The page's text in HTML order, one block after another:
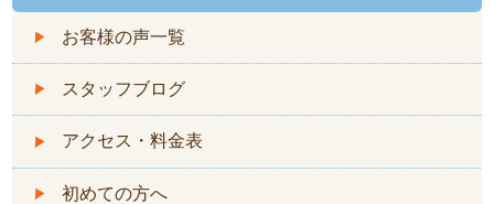
お客様の声一覧
スタッフブログ
アクセス・料金表
初めての方へ